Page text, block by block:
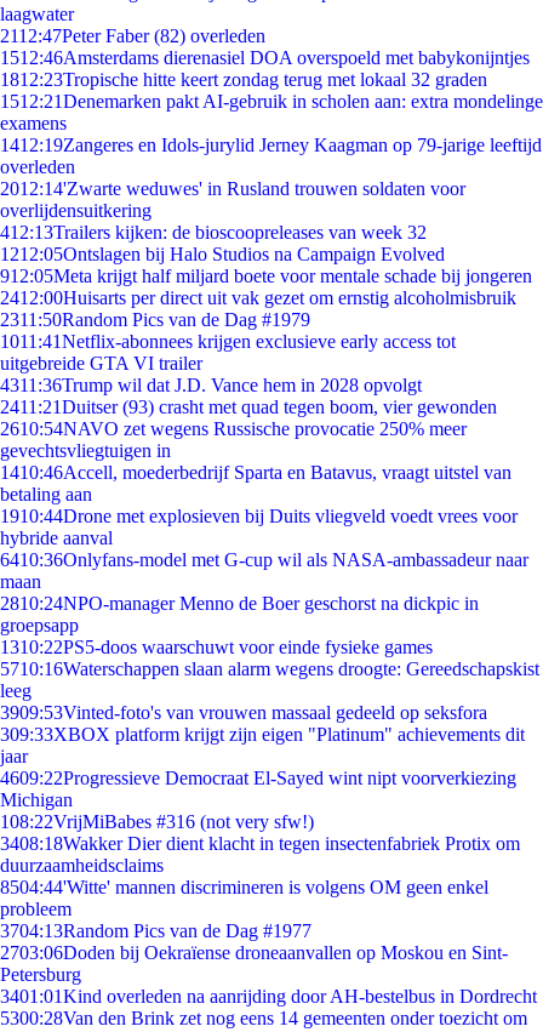
laagwater
2112:47Peter Faber (82) overleden
1512:46Amsterdams dierenasiel DOA overspoeld met babykonijntjes
1812:23Tropische hitte keert zondag terug met lokaal 32 graden
1512:21Denemarken pakt AI-gebruik in scholen aan: extra mondelinge
examens
1412:19Zangeres en Idols-jurylid Jerney Kaagman op 79-jarige leeftijd
overleden
2012:14'Zwarte weduwes' in Rusland trouwen soldaten voor
overlijdensuitkering
412:13Trailers kijken: de bioscoopreleases van week 32
1212:05Ontslagen bij Halo Studios na Campaign Evolved
912:05Meta krijgt half miljard boete voor mentale schade bij jongeren
2412:00Huisarts per direct uit vak gezet om ernstig alcoholmisbruik
2311:50Random Pics van de Dag #1979
1011:41Netflix-abonnees krijgen exclusieve early access tot
uitgebreide GTA VI trailer
4311:36Trump wil dat J.D. Vance hem in 2028 opvolgt
2411:21Duitser (93) crasht met quad tegen boom, vier gewonden
2610:54NAVO zet wegens Russische provocatie 250% meer
gevechtsvliegtuigen in
1410:46Accell, moederbedrijf Sparta en Batavus, vraagt uitstel van
betaling aan
1910:44Drone met explosieven bij Duits vliegveld voedt vrees voor
hybride aanval
6410:36Onlyfans-model met G-cup wil als NASA-ambassadeur naar
maan
2810:24NPO-manager Menno de Boer geschorst na dickpic in
groepsapp
1310:22PS5-doos waarschuwt voor einde fysieke games
5710:16Waterschappen slaan alarm wegens droogte: Gereedschapskist
leeg
3909:53Vinted-foto's van vrouwen massaal gedeeld op seksfora
309:33XBOX platform krijgt zijn eigen "Platinum" achievements dit
jaar
4609:22Progressieve Democraat El-Sayed wint nipt voorverkiezing
Michigan
108:22VrijMiBabes #316 (not very sfw!)
3408:18Wakker Dier dient klacht in tegen insectenfabriek Protix om
duurzaamheidsclaims
8504:44'Witte' mannen discrimineren is volgens OM geen enkel
probleem
3704:13Random Pics van de Dag #1977
2703:06Doden bij Oekraïense droneaanvallen op Moskou en Sint-
Petersburg
3401:01Kind overleden na aanrijding door AH-bestelbus in Dordrecht
5300:28Van den Brink zet nog eens 14 gemeenten onder toezicht om